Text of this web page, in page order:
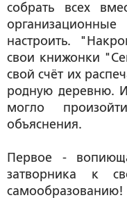
собрать всех
настроить.
свои книжонки
свой счёт их
родную деревню.
могло
объяснения.
Первое -
затворника к